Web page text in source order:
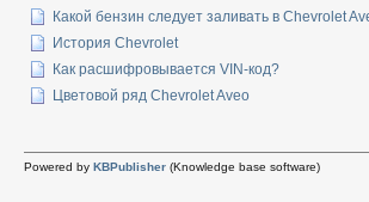
Какой бензин следует заливать в Chevrolet
История Chevrolet
Как расшифровывается VIN-код?
Цветовой ряд Chevrolet Aveo
Powered by KBPublisher (Knowledge base software)